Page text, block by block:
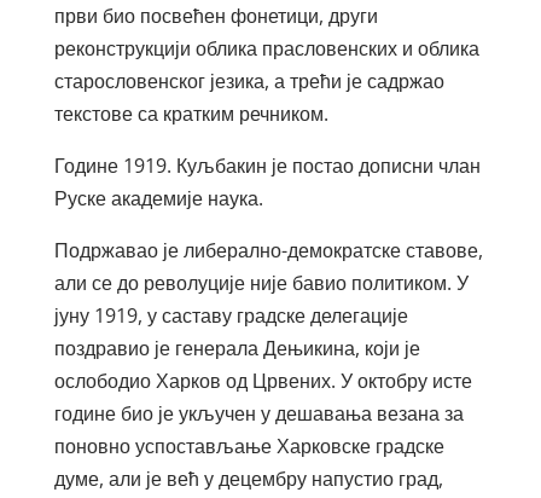
први био посвећен фонетици, други
реконструкцији облика прасловенских и облика
старословенског језика, а трећи је садржао
текстове са кратким речником.
Године 1919. Куљбакин је постао дописни члан
Руске академије наука.
Подржавао је либерално-демократске ставове,
али се до револуције није бавио политиком. У
јуну 1919, у саставу градске делегације
поздравио је генерала Дењикина, који је
ослободио Харков од Црвених. У октобру исте
године био је укључен у дешавања везана за
поновно успостављање Харковске градске
думе, али је већ у децембру напустио град,